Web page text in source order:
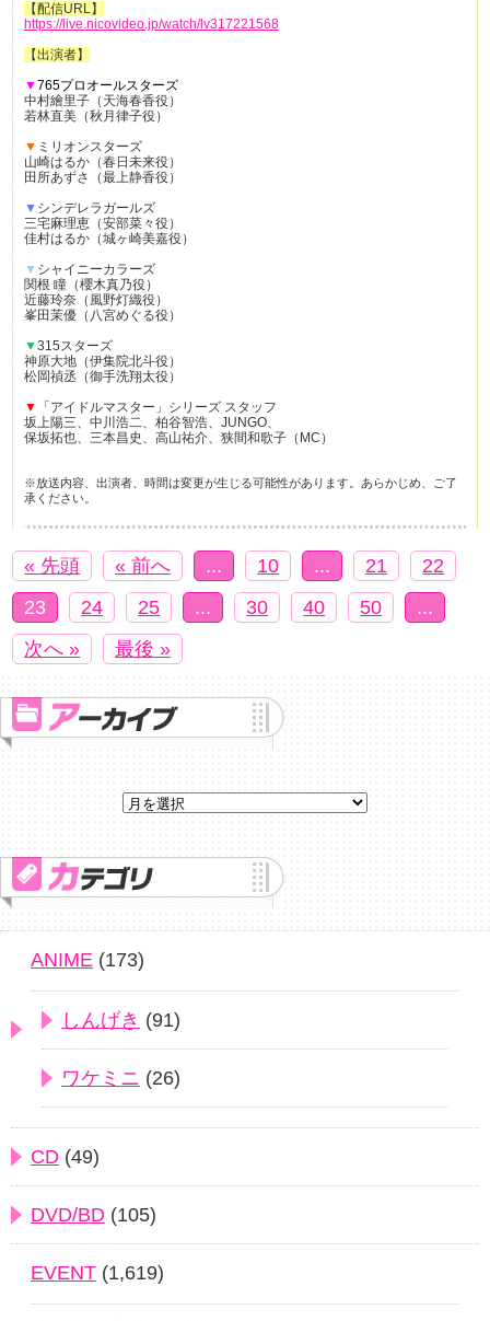
【配信URL】
https://live.nicovideo.jp/watch/lv317221568
【出演者】
▼765プロオールスターズ
中村繪里子（天海春香役）
若林直美（秋月律子役）
▼ ミリオンスターズ
山崎はるか（春日未来役）
田所あずさ（最上静香役）
▼ シンデレラガールズ
三宅麻理恵（安部菜々役）
佳村はるか（城ヶ崎美嘉役）
▼ シャイニーカラーズ
関根 瞳（櫻木真乃役）
近藤玲奈（風野灯織役）
峯田茉優（八宮めぐる役）
▼315スターズ
神原大地（伊集院北斗役）
松岡禎丞（御手洗翔太役）
▼
「アイドルマスター」シリーズ スタッフ
坂上陽三、中川浩二、柏谷智浩、JUNGO、
保坂拓也、三本昌史、高山祐介、狭間和歌子（MC）
※放送内容、出演者、時間は変更が生じる可能性があります。あらかじめ、ご了
承ください。
« 先頭 « 前へ ... 10 ... 21
22
23
24 25 ... 30 40 50
...
次へ »
最後 »
ANIME (173)
しんげき (91)
ワケミニ (26)
CD (49)
DVD/BD (105)
EVENT (1,619)